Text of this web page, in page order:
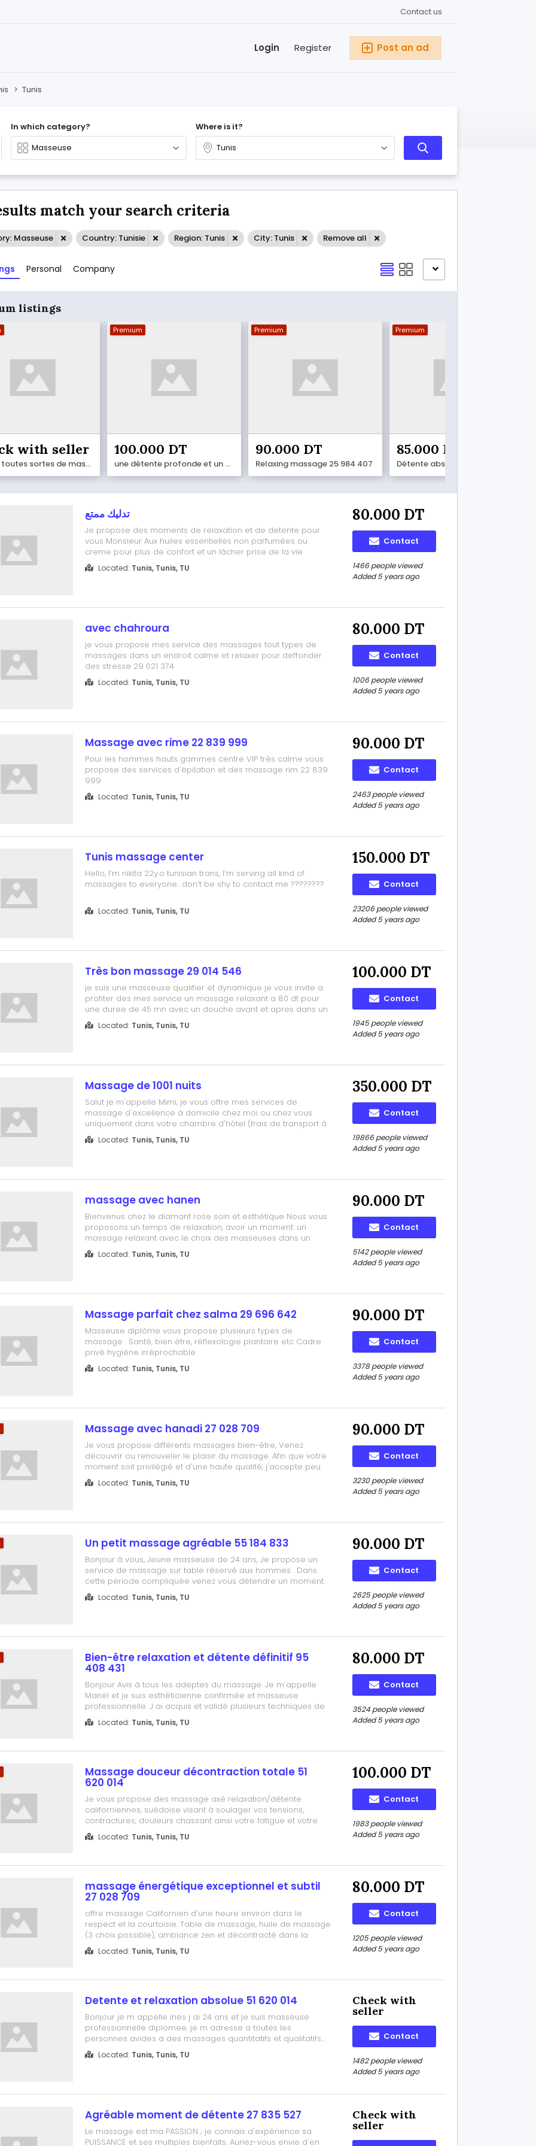
Contact us
Post an ad
Register
Login
> Tunis
In which category? Where is it?
match your search criteria
Masseuse Country: Tunisie Region: Tunis City: Tunis Remove all
Personal Company
listings
with seller
Je fais toutes sortes de massages 29 007 598
Premium
100.000 DT
une détente profonde et un vrai voyage des sens 25 388 348
Premium
90.000 DT
Relaxing massage 25 984 407
Premium
85.000 DT
Détente absolue 29 011 589
تدليك ممتع
Je propose des moments de relaxation et de detente pour
vous Monsieur Aux huiles essentielles non parfumées ou
creme pour plus de confort et un lâcher prise de la vie
quotidienne agitee. Classique ou motivant pour un moment
d'évasion et de plaisir. Contact uniquement par téléphone 27
Located: Tunis, Tunis, TU
80.000 DT
Contact
1466 people viewed
Added 5 years ago
avec chahroura
je vous propose mes service des massages tout types de
massages dans un endroit calme et relaxer pour deffonder
des stresse 29 021 374
Located: Tunis, Tunis, TU
80.000 DT
Contact
1006 people viewed
Added 5 years ago
Massage avec rime 22 839 999
Pour les hommes hauts gammes centre VIP très calme vous
propose des services d'épilation et des massage rim 22 839
999
Located: Tunis, Tunis, TU
90.000 DT
Contact
2463 people viewed
Added 5 years ago
Tunis massage center
Hello, I’m nikita 22y.o tunisian trans, I’m serving all kind of
massages to everyone.. don’t be shy to contact me ????????
Located: Tunis, Tunis, TU
150.000 DT
Contact
23206 people viewed
Added 5 years ago
Très bon massage 29 014 546
je suis une masseuse qualifier et dynamique je vous invite a
profiter des mes service un massage relaxant a 80 dt pour
une duree de 45 mn avec un douche avant et apres dans un
endroit chic et calme et du musique anti stresse et douce
Hammam disponible 29 014 546
Located: Tunis, Tunis, TU
100.000 DT
Contact
1945 people viewed
Added 5 years ago
Massage de 1001 nuits
Salut je m'appelle Mimi, je vous offre mes services de
massage d'excellence à domicile chez moi ou chez vous
uniquement dans votre chambre d'hôtel (frais de transport à
la charge du client) Je vous garantie des moments
exceptionnels très intenses avec folie et ce pour vous sortir
Located: Tunis, Tunis, TU
350.000 DT
Contact
19866 people viewed
Added 5 years ago
massage avec hanen
Bienvenus chez le diamant rose soin et esthétique Nous vous
proposons un temps de relaxation, avoir un moment: un
massage relaxant avec le choix des masseuses dans un
cadre sécurisé et calme Contacter hanen pour avoir un
rendez vs 24 984 482
Located: Tunis, Tunis, TU
90.000 DT
Contact
5142 people viewed
Added 5 years ago
Massage parfait chez salma 29 696 642
Masseuse diplôme vous propose plusieurs types de
massage . Santé, bien être, réflexologie plantaire etc Cadre
privé hygiène irréprochable
Located: Tunis, Tunis, TU
90.000 DT
Contact
3378 people viewed
Added 5 years ago
Massage avec hanadi 27 028 709
Je vous propose différents massages bien-être, Venez
découvrir ou renouveler le plaisir du massage. Afin que votre
moment soit privilégié et d'une haute qualité, j'accepte peu
de réservation quotidienne. Réservez vite cette parenthèse
d'attention, de détente absolue et d'évasion Hanadi 27 028
Located: Tunis, Tunis, TU
90.000 DT
Contact
3230 people viewed
Added 5 years ago
Un petit massage agréable 55 184 833
Bonjour à vous, Jeune masseuse de 24 ans, Je propose un
service de massage sur table réservé aux hommes . Dans
cette période compliquée venez vous détendre un moment.
Dans le respect et dans le professionnalisme. Propositions de
massage californien, suédois, tantrique etc .. Nous pouvons
Located: Tunis, Tunis, TU
90.000 DT
Contact
2625 people viewed
Added 5 years ago
Bien-être relaxation et détente définitif 95
408 431
Bonjour Avis à tous les adeptes du massage. Je m'appelle
Manël et je suis esthéticienne confirmée et masseuse
professionnelle. J ai acquis et validé plusieurs techniques de
massages tels que le californien le chinois le thaïlandais et
encore bien d autres Je serais ravie de vous accueillir dans
Located: Tunis, Tunis, TU
80.000 DT
Contact
3524 people viewed
Added 5 years ago
Massage douceur décontraction totale 51
620 014
Je vous propose des massage axé relaxation/détente
californiennes, suédoise visant à soulager vos tensions,
contractures, douleurs chassant ainsi votre fatigue et votre
stress tension, c'est un renouvellement d'énergie. - tout
message irrespectueux ou à caractère déviant et non
Located: Tunis, Tunis, TU
100.000 DT
Contact
1983 people viewed
Added 5 years ago
massage énergétique exceptionnel et subtil
27 028 709
offre massage Californien d'une heure environ dans le
respect et la courtoisie. Table de massage, huile de massage
(3 choix possible), ambiance zen et décontracté dans la
bonne humeur. Possibilité de se rencontrer au préalable dans
un endroit neutre pour discuter de tout cela. Salma. 27 028
Located: Tunis, Tunis, TU
80.000 DT
Contact
1205 people viewed
Added 5 years ago
Detente et relaxation absolue 51 620 014
Bonjour je m appelle ines j ai 24 ans et je suis masseuse
professionnelle diplomee. je m adresse a toutes les
personnes avides a des massages quantitatifs et qualitatifs...
je vous invite a gouter a mes merveilleux et doux massages.
alors, venez vite decouvrir un univers fanstatique et utopique
Located: Tunis, Tunis, TU
Check with
seller
Contact
1482 people viewed
Added 5 years ago
Agréable moment de détente 27 835 527
Le massage est ma PASSION ; je connais d'expérience sa
PUISSANCE et ses multiples bienfaits. Auriez-vous envie d'en
Check with
seller